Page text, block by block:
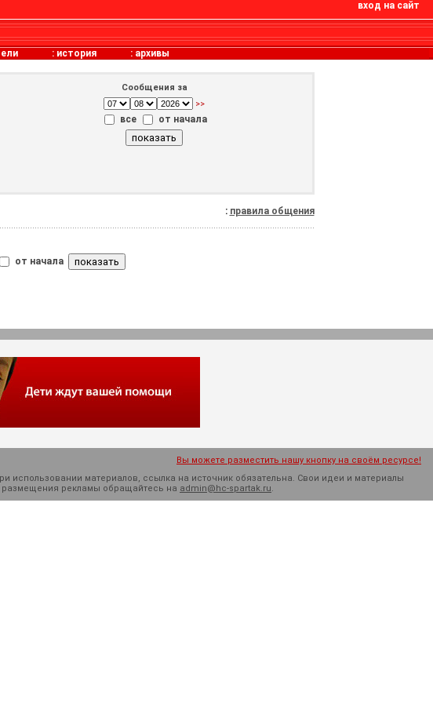
вход на сайт
: история : архивы
Сообщения за
>>
все от начала
: правила общения
от начала
Вы можете разместить нашу кнопку на своём ресурсе!
использовании материалов, ссылка на источник обязательна. Cвои идеи и материалы
рекламы обращайтесь на admin@hc-spartak.ru.